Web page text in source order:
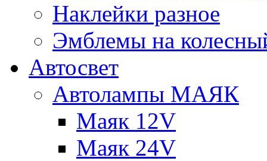
Наклейки разное
Эмблемы на
Автосвет
Автолампы МАЯК
Маяк 12V
Маяк 24V